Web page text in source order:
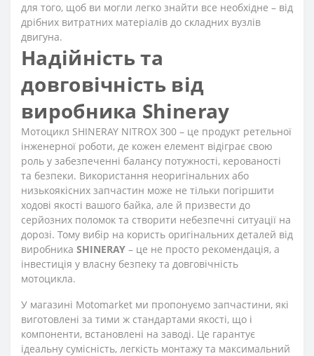
для того, щоб ви могли легко знайти все необхідне – від
дрібних витратних матеріалів до складних вузлів
двигуна.
Надійність та
довговічність від
виробника Shineray
Мотоцикл SHINERAY NITROX 300 – це продукт ретельної
інженерної роботи, де кожен елемент відіграє свою
роль у забезпеченні балансу потужності, керованості
та безпеки. Використання неоригінальних або
низькоякісних запчастин може не тільки погіршити
ходові якості вашого байка, але й призвести до
серйозних поломок та створити небезпечні ситуації на
дорозі. Тому вибір на користь оригінальних деталей від
виробника SHINERAY – це не просто рекомендація, а
інвестиція у власну безпеку та довговічність
мотоцикла.
У магазині Motomarket ми пропонуємо запчастини, які
виготовлені за тими ж стандартами якості, що і
компоненти, встановлені на заводі. Це гарантує
ідеальну сумісність, легкість монтажу та максимальний